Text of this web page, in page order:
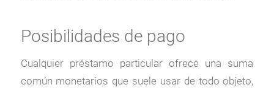
Posibilidades de pago
Cualquier préstamo particular ofrece una suma
común monetarios que suele usar de todo objeto,